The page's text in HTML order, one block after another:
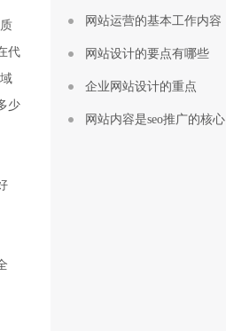
代
少
网站运营的基本工作内容
网站设计的要点有哪些
企业网站设计的重点
网站内容是seo推广的核心